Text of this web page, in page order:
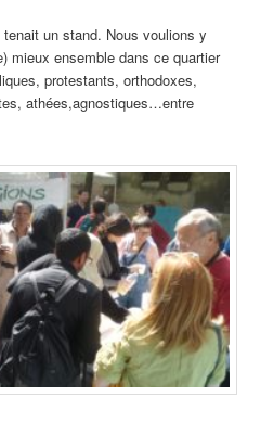
un stand. Nous voulions y
mieux ensemble dans ce quartier
protestants, orthodoxes,
athées,agnostiques…entre